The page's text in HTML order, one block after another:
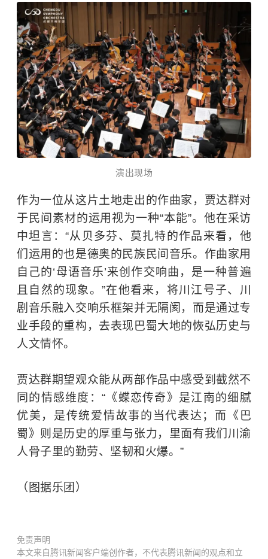
演出现场
作为一位从这片土地走出的作曲家，贾达群对
于民间素材的运用视为一种“本能”。他在采访
中坦言：“从贝多芬、莫扎特的作品来看，他
们运用的也是德奥的民族民间音乐。作曲家用
自己的‘母语音乐’来创作交响曲，是一种普遍
且自然的现象。”在他看来，将川江号子、川
剧音乐融入交响乐框架并无隔阂，而是通过专
业手段的重构，去表现巴蜀大地的恢弘历史与
人文情怀。
贾达群期望观众能从两部作品中感受到截然不
同的情感维度：“《蝶恋传奇》是江南的细腻
优美，是传统爱情故事的当代表达；而《巴
蜀》则是历史的厚重与张力，里面有我们川渝
人骨子里的勤劳、坚韧和火爆。”
（图据乐团）
免责声明
本文来自腾讯新闻客户端创作者，不代表腾讯新闻的观点和立